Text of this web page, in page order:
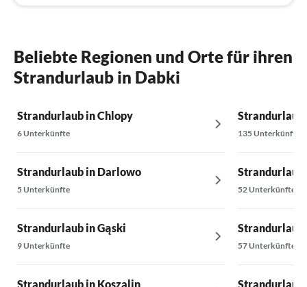
Beliebte Regionen und Orte für ihren
Strandurlaub in Dabki
Strandurlaub in Chlopy
6 Unterkünfte
Strandurlaub in Darlowo
5 Unterkünfte
Strandurlaub in Gąski
9 Unterkünfte
Strandurlaub in Koszalin
135 Unterkünfte
Strandurlaub
52 Unterkünfte
Strandurlaub
57 Unterkünfte